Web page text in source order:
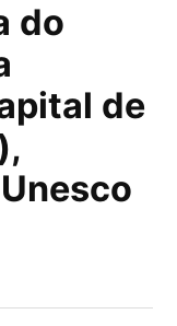
do
de